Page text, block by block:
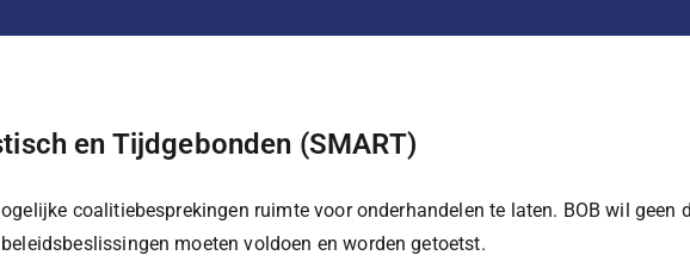
en Tijdgebonden (SMART)
coalitiebesprekingen ruimte voor onderhandelen te laten. BOB wil geen
moeten voldoen en worden getoetst.